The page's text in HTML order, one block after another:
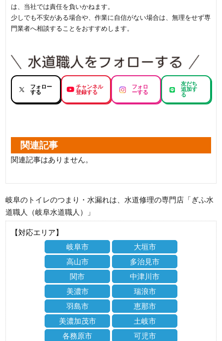
は、当社では責任を負いかねます。
少しでも不安がある場合や、作業に自信がない場合は、無理をせず専
門業者へ相談することをおすすめします。
フォロー
する
チャンネル
登録する
フォロ
ーする
友だち
追加す
る
関連記事
関連記事はありません。
岐阜のトイレのつまり・水漏れは、水道修理の専門店「ぎふ水
道職人（岐阜水道職人）」
【対応エリア】
岐阜市
大垣市
高山市
多治見市
関市
中津川市
美濃市
瑞浪市
羽島市
恵那市
美濃加茂市
土岐市
各務原市
可児市